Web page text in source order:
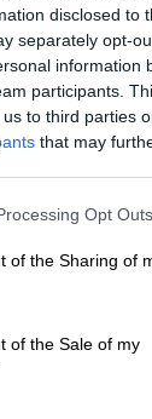
disclosed to
separately opt-
information
participants.
to third parties
that may
website/app uses
or usage
to Google and its
specified
Opt Outs
of the Sharing of
of the Sale of my
ΜΜΕ
ότι
στην
τα
εδώμε
θα το πω